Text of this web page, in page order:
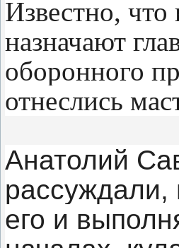
Известно, что
назначают
оборонного
отнеслись
Анатолий
его и